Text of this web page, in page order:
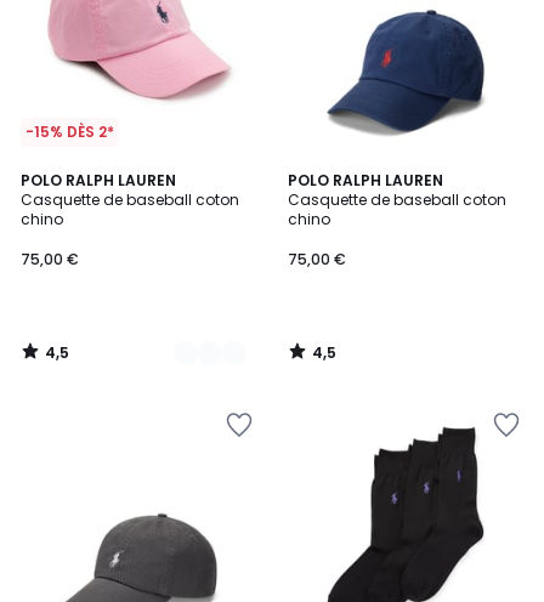
-15% DÈS 2*
POLO RALPH LAUREN
Casquette de baseball coton
chino
75,00 €
4,5
/ 5
2
Couleurs
4,5
/
POLO RALPH LAUREN
Casquette de baseball coton
chino
75,00 €
4,5
/ 5
4,5
/